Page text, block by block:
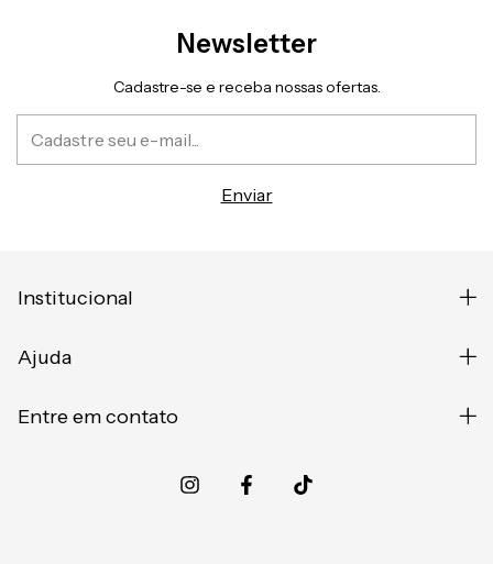
Newsletter
Cadastre-se e receba nossas ofertas.
Institucional
Ajuda
Entre em contato